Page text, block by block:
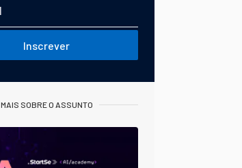
Inscrever
MAIS SOBRE O ASSUNTO